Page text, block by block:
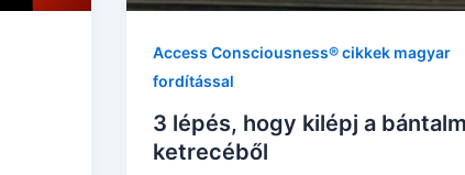
Access Consciousness® cikkek magyar
fordítással
3 lépés, hogy kilépj a
ketrecéből